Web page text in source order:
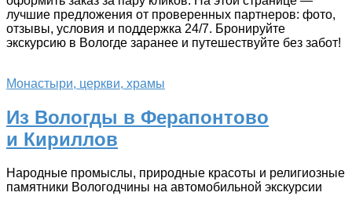
лучшие предложения от проверенных партнеров: фото,
отзывы, условия и поддержка 24/7. Бронируйте
экскурсию в Вологде заранее и путешествуйте без забот!
Монастыри, церкви, храмы
Из Вологды в Ферапонтово
и Кириллов
Народные промыслы, природные красоты и религиозные
памятники Вологодчины на автомобильной экскурсии